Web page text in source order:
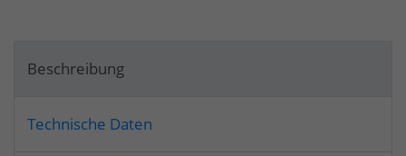
Beschreibung
Technische Daten